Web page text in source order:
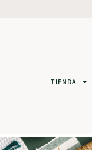
TIENDA